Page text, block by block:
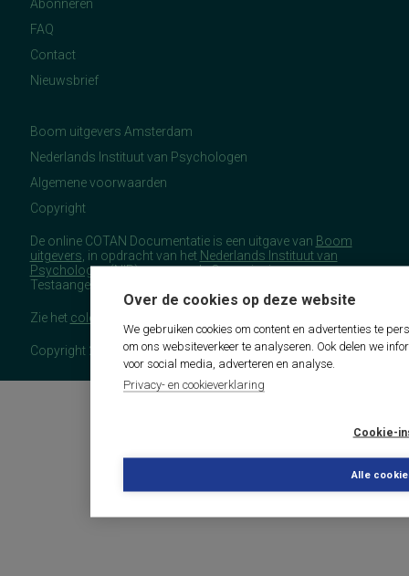
Over de cookies op deze website
We gebruiken cookies om content en advertenties te
om ons websiteverkeer te analyseren. Ook delen we
voor social media, adverteren en analyse.
Privacy- en cookieverklaring
Cookie-
Alle
Abonneren
FAQ
Contact
Nieuwsbrief
Boom uitgevers Amsterdam
Nederlands Instituut van Psychologen
Algemene voorwaarden
Copyright
De online COTAN Documentatie is een uitgave van Boom
uitgevers , in opdracht van het Nederlands Instituut van
Psychologen(NIP), namens de Commissie
Testaangelegenheden Nederland (COTAN).
Zie het colofon
Copyright 2026 - COTAN Documentatie